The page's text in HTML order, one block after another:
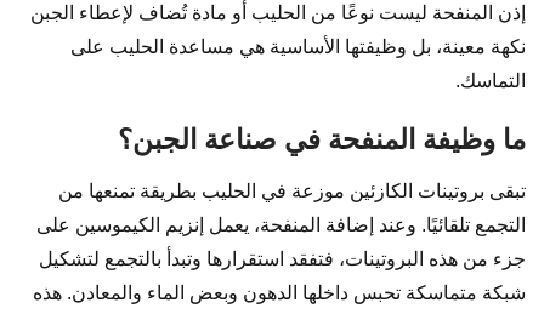
إذن المنفحة ليست نوعًا من الحليب أو مادة تُضاف لإعطاء الجبن
نكهة معينة، بل وظيفتها الأساسية هي مساعدة الحليب على
التماسك.
ما وظيفة المنفحة في صناعة الجبن؟
تبقى بروتينات الكازئين موزعة في الحليب بطريقة تمنعها من
التجمع تلقائيًا. وعند إضافة المنفحة، يعمل إنزيم الكيموسين على
جزء من هذه البروتينات، فتفقد استقرارها وتبدأ بالتجمع لتشكيل
شبكة متماسكة تحبس داخلها الدهون وبعض الماء والمعادن. هذه